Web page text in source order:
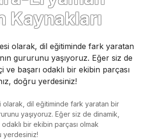
Kaynakları
olarak, dil eğitiminde fark yaratan
gururunu yaşıyoruz. Eğer siz de
ve başarı odaklı bir ekibin parçası
doğru yerdesiniz!
olarak, dil eğitiminde fark yaratan bir
yaşıyoruz. Eğer siz de dinamik,
bir ekibin parçası olmak
yerdesiniz!